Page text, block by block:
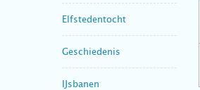
Elfstedentocht
Geschiedenis
IJsbanen